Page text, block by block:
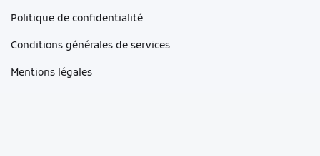
Politique de confidentialité
Conditions générales de services
Mentions légales